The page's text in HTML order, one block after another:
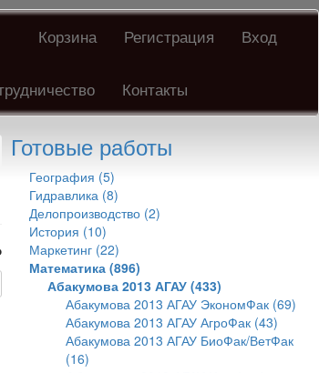
Корзина Регистрация Вход
Контакты
Готовые работы
География (5)
Гидравлика (8)
Делопроизводство (2)
История (10)
Маркетинг (22)
Математика (896)
Абакумова 2013 АГАУ (433)
Абакумова 2013 АГАУ ЭкономФак (69)
Абакумова 2013 АГАУ АгроФак (43)
Абакумова 2013 АГАУ БиоФак/ВетФак
(16)